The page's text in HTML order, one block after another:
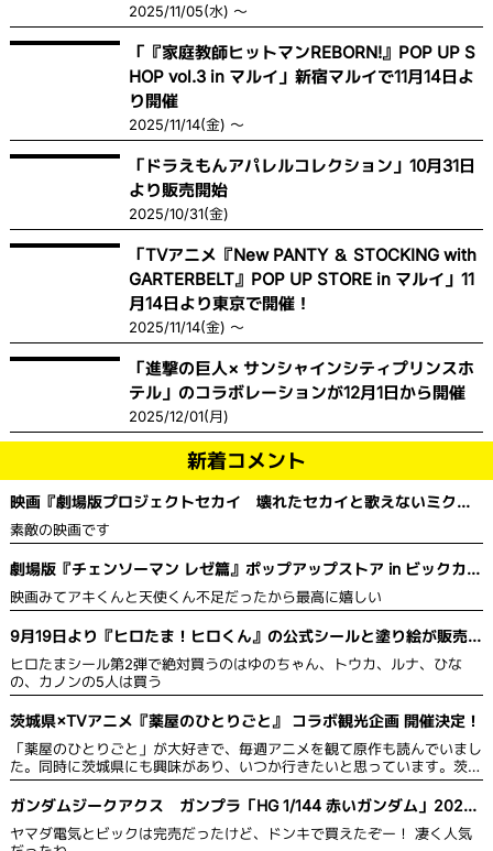
2025/11/05(水) ～
「『家庭教師ヒットマンREBORN!』POP UP S
HOP vol.3 in マルイ」新宿マルイで11月14日よ
り開催
2025/11/14(金) ～
「ドラえもんアパレルコレクション」10月31日
より販売開始
2025/10/31(金)
「TVアニメ『New PANTY ＆ STOCKING with
GARTERBELT』POP UP STORE in マルイ」11
月14日より東京で開催！
2025/11/14(金) ～
「進撃の巨人× サンシャインシティプリンスホ
テル」のコラボレーションが12月1日から開催
2025/12/01(月)
新着コメント
映画『劇場版プロジェクトセカイ 壊れたセカイと歌えないミク』
舞台挨拶＆全国ライブビューイング開催決定！
素敵の映画です
劇場版『チェンソーマン レゼ篇』ポップアップストア in ビックカメ
ラ
映画みてアキくんと天使くん不足だったから最高に嬉しい
9月19日より『ヒロたま！ヒロくん』の公式シールと塗り絵が販売を
開始！
ヒロたまシール第2弾で絶対買うのはゆのちゃん、トウカ、ルナ、ひな
の、カノンの5人は買う
茨城県×TVアニメ『薬屋のひとりごと』 コラボ観光企画 開催決定！
「薬屋のひとりごと」が大好きで、毎週アニメを観て原作も読んでいまし
た。同時に茨城県にも興味があり、いつか行きたいと思っています。茨城
県は自然豊かで綺麗な草花が多いので、薬や草花に詳しい猫猫 がPRする
のにぴったりだと思います。スタンプを集めて限定グッズももらえるの
で、作品のファンにとっては茨城県の観光名所を見て回り、同時にグッズ
ももらえるのでお得だと思います。
ガンダムジークアクス ガンプラ「HG 1/144 赤いガンダム」2025
年5月発売
ヤマダ電気とビックは完売だったけど、ドンキで買えたぞー！ 凄く人気